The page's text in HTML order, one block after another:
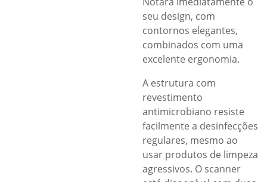
seu design, com
contornos elegantes,
combinados com uma
excelente ergonomia.
A estrutura com
revestimento
antimicrobiano resiste
facilmente a desinfecções
regulares, mesmo ao
usar produtos de limpeza
agressivos. O scanner